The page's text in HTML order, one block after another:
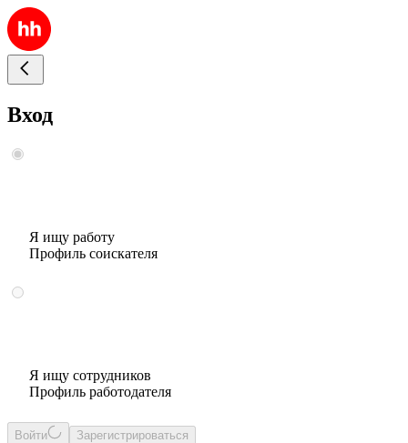
Вход
Я ищу работу
Профиль соискателя
Я ищу сотрудников
Профиль работодателя
Войти Зарегистрироваться